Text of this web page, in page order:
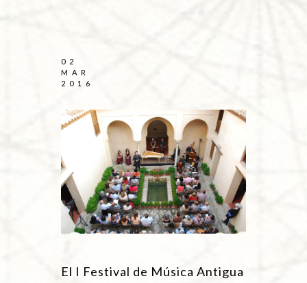
02
MAR
2016
El I Festival de Música Antigua